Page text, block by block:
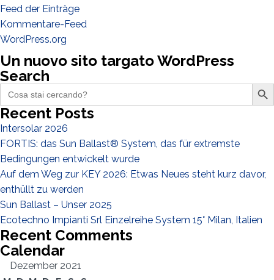
Feed der Einträge
Kommentare-Feed
WordPress.org
Un nuovo sito targato WordPress
Search
Search
for:
Search Button
Recent Posts
Intersolar 2026
FORTIS: das Sun Ballast® System, das für extremste
Bedingungen entwickelt wurde
Auf dem Weg zur KEY 2026: Etwas Neues steht kurz davor,
enthüllt zu werden
Sun Ballast – Unser 2025
Ecotechno Impianti Srl Einzelreihe System 15° Milan, Italien
Recent Comments
Calendar
Dezember 2021
sie*